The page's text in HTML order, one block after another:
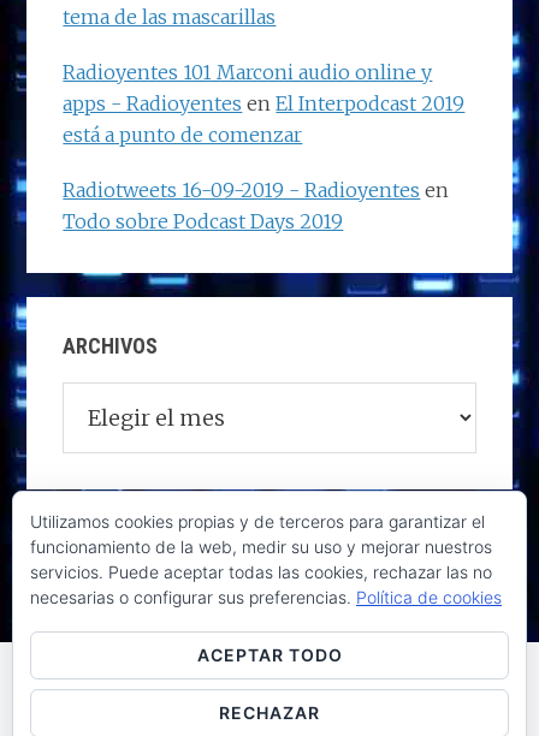
tema de las mascarillas
Radioyentes 101 Marconi audio online y
apps - Radioyentes enEl Interpodcast 2019
está a punto de comenzar
Radiotweets 16-09-2019 - Radioyentes en
Todo sobre Podcast Days 2019
ARCHIVOS
Raúl de la Puente - Derechos reservados© 2026 ·
Utilizamos cookies propias y de terceros para garantizar el
funcionamiento de la web, medir su uso y mejorar nuestros
servicios. Puede aceptar todas las cookies, rechazar las no
necesarias o configurar sus preferencias. Política de cookies
ACEPTAR TODO
RECHAZAR